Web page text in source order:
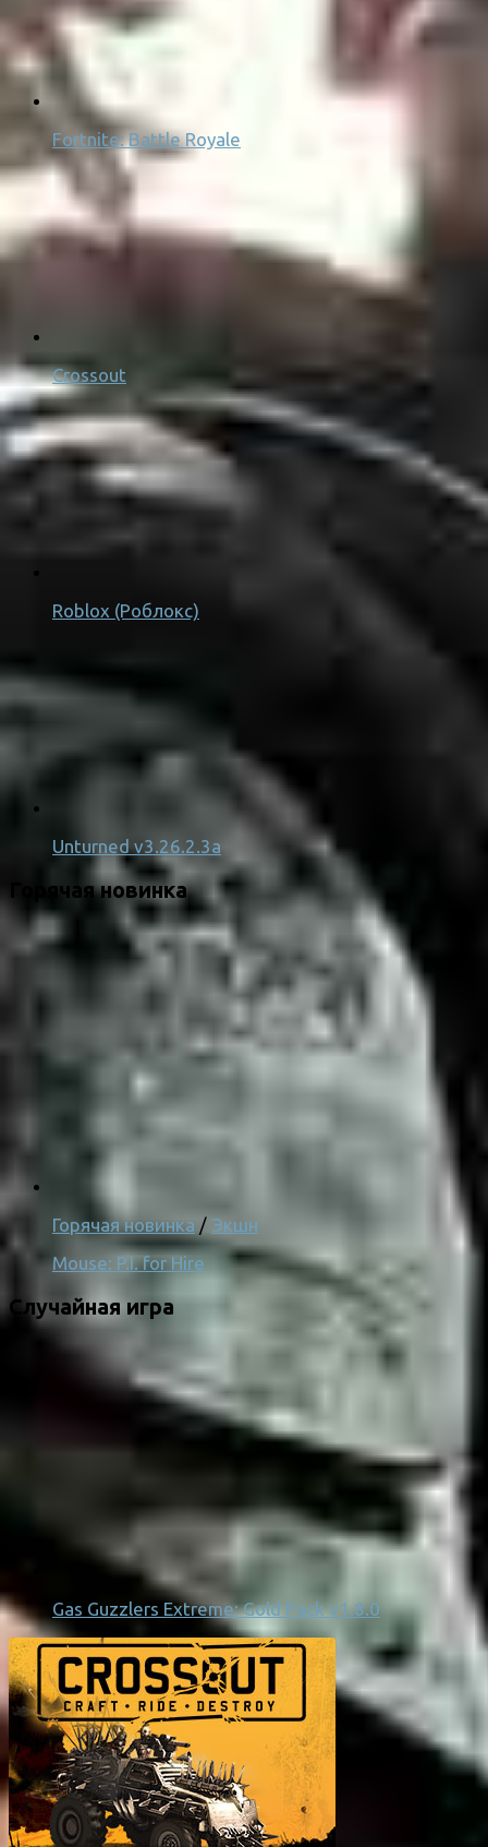
Fortnite: Battle Royale
Crossout
Roblox (Роблокс)
Unturned v3.26.2.3a
Горячая новинка
Горячая новинка / Экшн
Mouse: P.I. for Hire
Случайная игра
Gas Guzzlers Extreme: Gold Pack v1.8.0